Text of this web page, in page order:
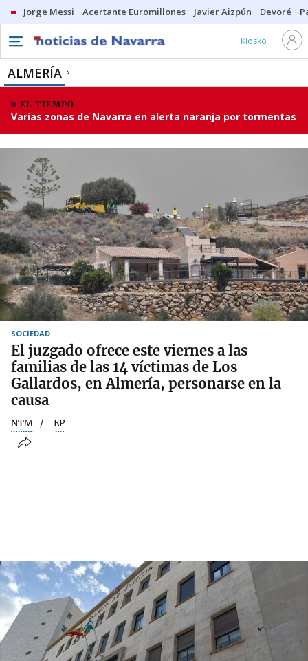
Jorge Messi Acertante Euromillones Javier Aizpún Devoré
Kiosko
ALMERÍA
EL TIEMPO
Varias zonas de Navarra en alerta naranja por tormentas
SOCIEDAD
El juzgado ofrece este viernes a las
familias de las 14 víctimas de Los
Gallardos, en Almería, personarse en la
causa
NTM EP